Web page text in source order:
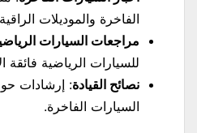
الفاخرة والموديلات
مراجعات السيارات
للسيارات الرياضية فائقة
نصائح القيادة: إرشادات
السيارات الفاخرة.